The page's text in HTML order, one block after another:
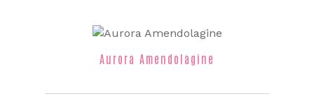
Aurora Amendolagine